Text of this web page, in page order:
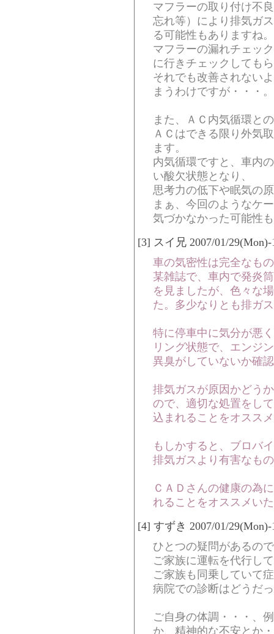
マフラーの取り付け不
忘れ等）により排気ガ
る可能性もありますね。
マフラーの漏れチェッ
に行きチェックしても
それでも改善されない
まうわけですが・・・。
また、ＡＣ内気循環と
ＡＣはできる限り外気
ます。
内気循環ですと、車内
い酸欠状態となり、
思考力の低下や眠気の
まぁ、今回のようなケ
気づかなかった可能性
[3] スイ兄 2007/01/
車の気密性は完全なも
某雑誌で、車内で発炎
を見ましたが、色々な
た。多少なりとも排ガ
特に停車中に気分が悪
リング状態で、エンジ
異臭がしていないか確
排気ガスが原因かどう
ので、適切な処置をし
込まれることをオスス
もしかすると、ブロバ
排気ガスより有害なも
ＣＡＤさんの健康の為
れることをオススメい
[4] すずき 2007/01/
ひとつの疑問があるの
ご家族に運転を代行し
ご家族も同乗していて
病院での診断はどうだ
ご自身の体調・・・、
か、精神的な不安とか